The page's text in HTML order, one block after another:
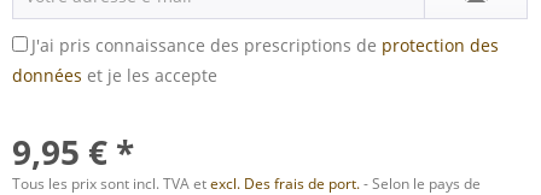
J'ai pris connaissance des prescriptions de protection des
données et je les accepte
9,95 € *
Tous les prix sont incl. TVA etexcl. Des frais de port.- Selon le pays de